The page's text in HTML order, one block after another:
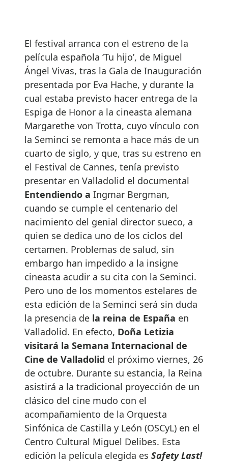
El festival arranca con el estreno de la
película española ‘Tu hijo’, de Miguel
Ángel Vivas, tras la Gala de Inauguración
presentada por Eva Hache, y durante la
cual estaba previsto hacer entrega de la
Espiga de Honor a la cineasta alemana
Margarethe von Trotta, cuyo vínculo con
la Seminci se remonta a hace más de un
cuarto de siglo, y que, tras su estreno en
el Festival de Cannes, tenía previsto
presentar en Valladolid el documental
Entendiendo a Ingmar Bergman,
cuando se cumple el centenario del
nacimiento del genial director sueco, a
quien se dedica uno de los ciclos del
certamen. Problemas de salud, sin
embargo han impedido a la insigne
cineasta acudir a su cita con la Seminci.
Pero uno de los momentos estelares de
esta edición de la Seminci será sin duda
la presencia de la reina de España en
Valladolid. En efecto, Doña Letizia
visitará la Semana Internacional de
Cine de Valladolid el próximo viernes, 26
de octubre. Durante su estancia, la Reina
asistirá a la tradicional proyección de un
clásico del cine mudo con el
acompañamiento de la Orquesta
Sinfónica de Castilla y León (OSCyL) en el
Centro Cultural Miguel Delibes. Esta
edición la película elegida es Safety Last!